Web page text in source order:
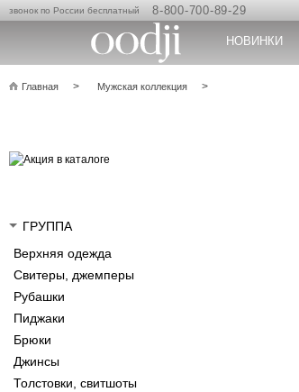
звонок по России бесплатный 8-800-700-89-29
НОВИНКИ
Главная Мужская коллекция
ГРУППА
Верхняя одежда
Свитеры, джемперы
Рубашки
Пиджаки
Брюки
Джинсы
Толстовки, свитшоты